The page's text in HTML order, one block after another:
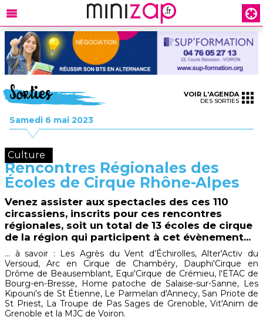
Sorties
Samedi 6 mai 2023
VOIR L'AGENDA
DES SORTIES
Culture
Rencontres Régionales des
Écoles de Cirque Rhône-Alpes
Venez assister aux spectacles des ces 110
circassiens, inscrits pour ces rencontres
régionales, soit un total de 13 écoles de cirque
de la région qui participent à cet évènement...
... à savoir : Les Agrès du Vent d’Échirolles, Alter'Activ du
Versoud, Arc en Cirque de Chambéry, Dauphi'Cirque en
Drôme de Beausemblant, Equi'Cirque de Crémieu, l'ETAC de
Bourg-en-Bresse, Home patoche de Salaise-sur-Sanne, Les
Kipouni's de St Étienne, Le Parmelan d'Annecy, San Priote de
St Priest, La Troupe de Pas Sages de Grenoble, Vit'Anim de
Grenoble et la MJC de Voiron.